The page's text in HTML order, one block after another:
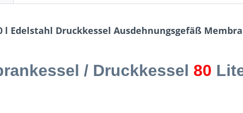
Edelstahl Druckkessel Ausdehnungsgefäß
/ Druckkessel 80